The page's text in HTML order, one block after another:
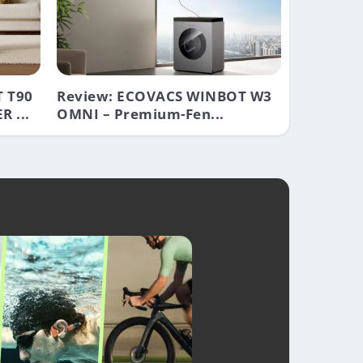
LAMPE REDUZIERT
T90
...
Review: ECOVACS WINBOT W3
OMNI – Premium-Fen...